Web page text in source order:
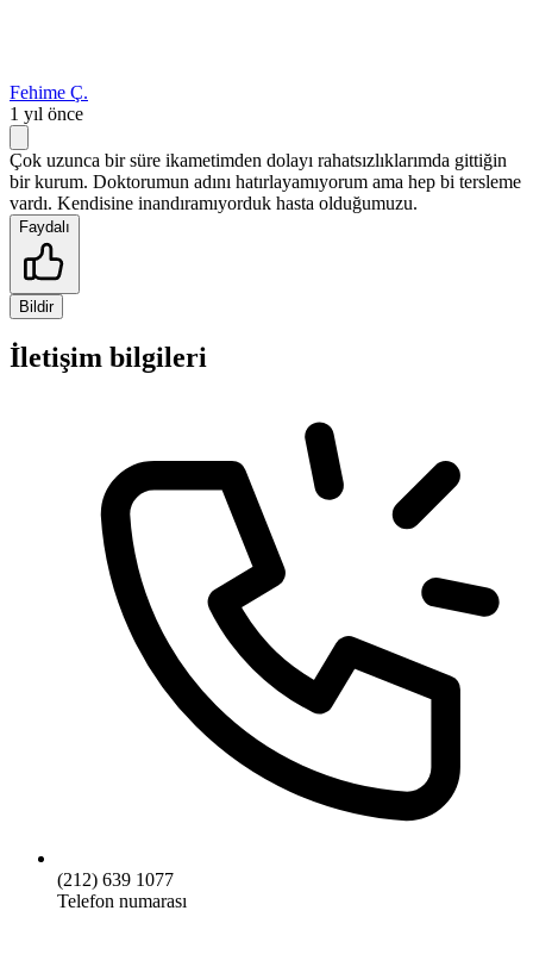
Fehime Ç.
1 yıl önce
Çok uzunca bir süre ikametimden dolayı rahatsızlıklarımda gittiğin
bir kurum. Doktorumun adını hatırlayamıyorum ama hep bi tersleme
vardı. Kendisine inandıramıyorduk hasta olduğumuzu.
Faydalı
Bildir
İletişim bilgileri
(212) 639 1077
Telefon numarası